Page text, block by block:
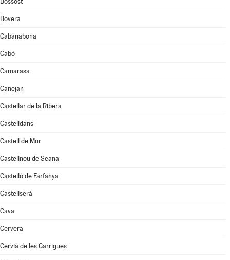
Bovera
Cabanabona
Cabó
Camarasa
Canejan
Castellar de la Ribera
Castelldans
Castell de Mur
Castellnou de Seana
Castelló de Farfanya
Castellserà
Cava
Cervera
Cervià de les Garrigues